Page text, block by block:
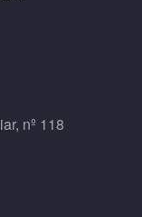
nº 118